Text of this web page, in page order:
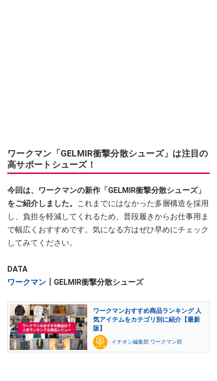
ワークマン「GELMIR衝撃分散シューズ」は注目の
高サポートシューズ！
今回は、ワークマンの新作「GELMIR衝撃分散シューズ」
をご紹介しました。
これまでにはなかった多層構造を採用
し、負担を軽減してくれるため、普段履きからお仕事用ま
で幅広くおすすめです。気になる方はぜひ早めにチェック
してみてください。
DATA
ワークマン ┃GELMIR衝撃分散シューズ
ワークマンおすすめ商品ランキング 人
気アイテムをカテゴリ別に紹介【最新
版】
イチオシ編集部 ワークマン部